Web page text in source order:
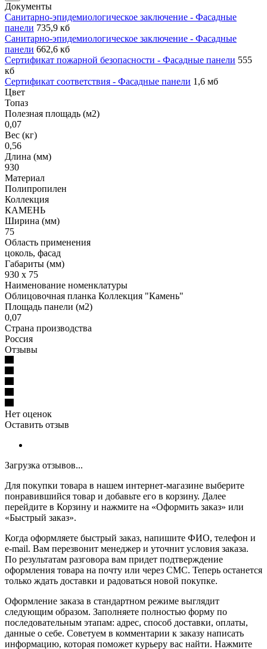
Документы
Санитарно-эпидемиологическое заключение - Фасадные
панели 735,9 кб
Санитарно-эпидемиологическое заключение - Фасадные
панели 662,6 кб
Сертификат пожарной безопасности - Фасадные панели 555
кб
Сертификат соответствия - Фасадные панели 1,6 мб
Цвет
Топаз
Полезная площадь (м2)
0,07
Вес (кг)
0,56
Длина (мм)
930
Материал
Полипропилен
Коллекция
КАМЕНЬ
Ширина (мм)
75
Область применения
цоколь, фасад
Габариты (мм)
930 x 75
Наименование номенклатуры
Облицовочная планка Коллекция "Камень"
Площадь панели (м2)
0,07
Страна производства
Россия
Отзывы
Нет оценок
Оставить отзыв
Загрузка отзывов...
Для покупки товара в нашем интернет-магазине выберите
понравившийся товар и добавьте его в корзину. Далее
перейдите в Корзину и нажмите на «Оформить заказ» или
«Быстрый заказ».
Когда оформляете быстрый заказ, напишите ФИО, телефон и
e-mail. Вам перезвонит менеджер и уточнит условия заказа.
По результатам разговора вам придет подтверждение
оформления товара на почту или через СМС. Теперь останется
только ждать доставки и радоваться новой покупке.
Оформление заказа в стандартном режиме выглядит
следующим образом. Заполняете полностью форму по
последовательным этапам: адрес, способ доставки, оплаты,
данные о себе. Советуем в комментарии к заказу написать
информацию, которая поможет курьеру вас найти. Нажмите